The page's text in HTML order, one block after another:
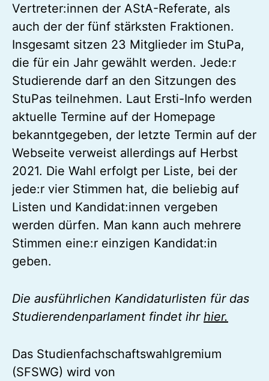
Vertreter:innen der AStA-Referate, als
auch der der fünf stärksten Fraktionen.
Insgesamt sitzen 23 Mitglieder im StuPa,
die für ein Jahr gewählt werden. Jede:r
Studierende darf an den Sitzungen des
StuPas teilnehmen. Laut Ersti-Info werden
aktuelle Termine auf der Homepage
bekanntgegeben, der letzte Termin auf der
Webseite verweist allerdings auf Herbst
2021. Die Wahl erfolgt per Liste, bei der
jede:r vier Stimmen hat, die beliebig auf
Listen und Kandidat:innen vergeben
werden dürfen. Man kann auch mehrere
Stimmen eine:r einzigen Kandidat:in
geben.
Die ausführlichen Kandidaturlisten für das
Studierendenparlament findet ihr hier.
Das Studienfachschaftswahlgremium
(SFSWG) wird von